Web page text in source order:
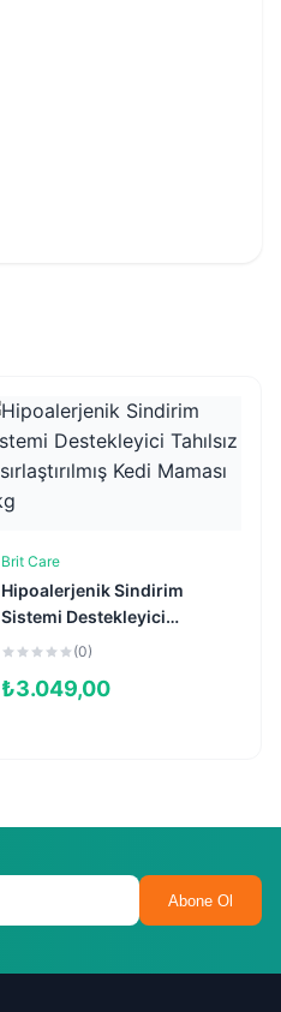
Brit Care
Hipoalerjenik Sindirim
Sistemi Destekleyici
Tahılsız Kısırlaştırılmış
(0)
₺3.049,00
Abone Ol